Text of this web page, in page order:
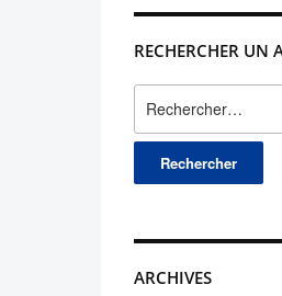
RECHERCHER UN
ARCHIVES